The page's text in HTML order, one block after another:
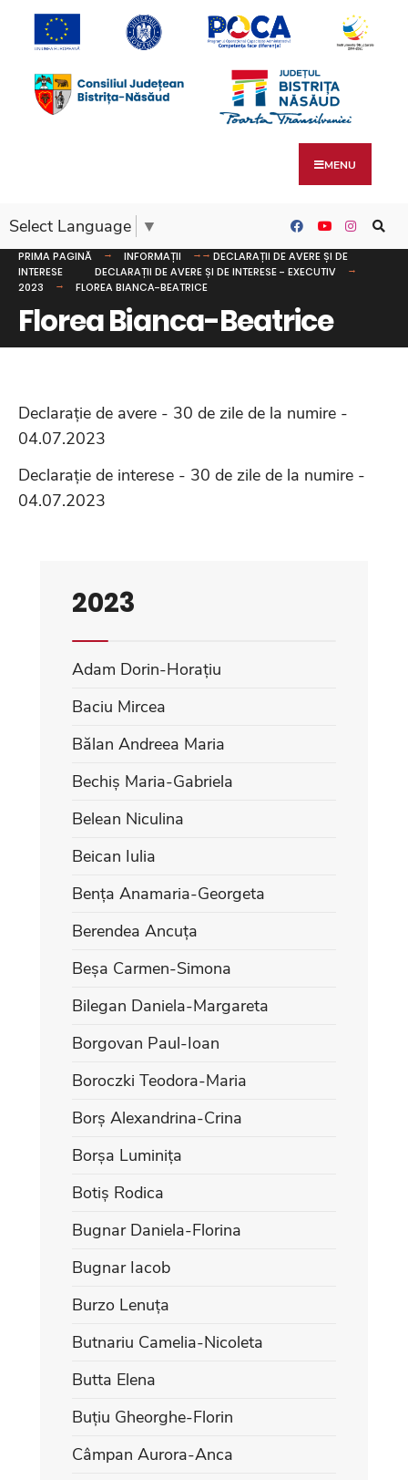
MENU
Select Language ▼
PRIMA PAGINĂ INFORMAȚII
DECLARAȚII DE AVERE ȘI DE
INTERESE
DECLARAȚII DE AVERE ȘI DE INTERESE - EXECUTIV
2023
FLOREA BIANCA-BEATRICE
Florea Bianca-Beatrice
Declarație de avere - 30 de zile de la numire -
04.07.2023
Declarație de interese - 30 de zile de la numire -
04.07.2023
2023
Adam Dorin-Horațiu
Baciu Mircea
Bălan Andreea Maria
Bechiș Maria-Gabriela
Belean Niculina
Beican Iulia
Bența Anamaria-Georgeta
Berendea Ancuța
Beșa Carmen-Simona
Bilegan Daniela-Margareta
Borgovan Paul-Ioan
Boroczki Teodora-Maria
Borș Alexandrina-Crina
Borșa Luminița
Botiș Rodica
Bugnar Daniela-Florina
Bugnar Iacob
Burzo Lenuța
Butnariu Camelia-Nicoleta
Butta Elena
Buțiu Gheorghe-Florin
Câmpan Aurora-Anca